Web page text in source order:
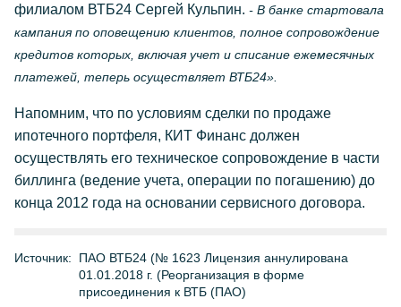
филиалом ВТБ24 Сергей Кульпин. - В банке стартовала
кампания по оповещению клиентов, полное сопровождение
кредитов которых, включая учет и списание ежемесячных
платежей, теперь осуществляет ВТБ24».
Напомним, что по условиям сделки по продаже
ипотечного портфеля, КИТ Финанс должен
осуществлять его техническое сопровождение в части
биллинга (ведение учета, операции по погашению) до
конца 2012 года на основании сервисного договора.
Источник:
ПАО ВТБ24 (№ 1623 Лицензия аннулирована
01.01.2018 г. (Реорганизация в форме
присоединения к ВТБ (ПАО)